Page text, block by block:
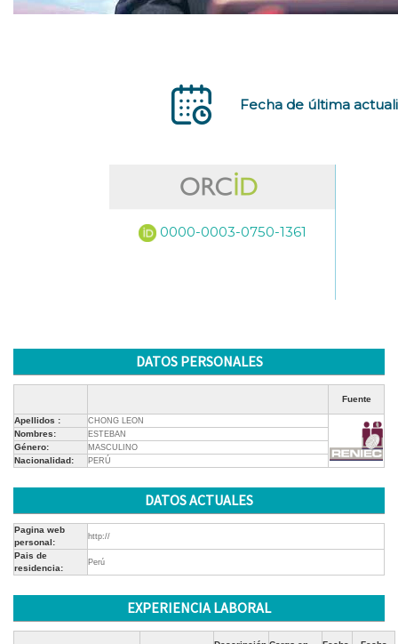
Fecha de última
0000-0003-0750-1361
DATOS PERSONALES
Fuente
Apellidos : CHONG LEON
Nombres: ESTEBAN
Género: MASCULINO
Nacionalidad: PERÚ
DATOS ACTUALES
Pagina web
personal:
http://
Pais de
residencia:
Perú
EXPERIENCIA LABORAL